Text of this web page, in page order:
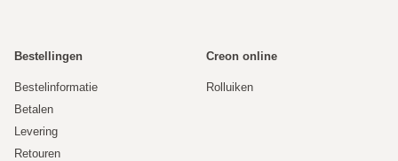
Bestellingen
Bestelinformatie
Betalen
Levering
Retouren
Creon online
Rolluiken